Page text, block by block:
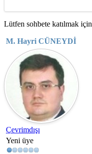
Lütfen sohbete katılmak için
M. Hayri CÜNEYDİ
Çevrimdışı
Yeni üye